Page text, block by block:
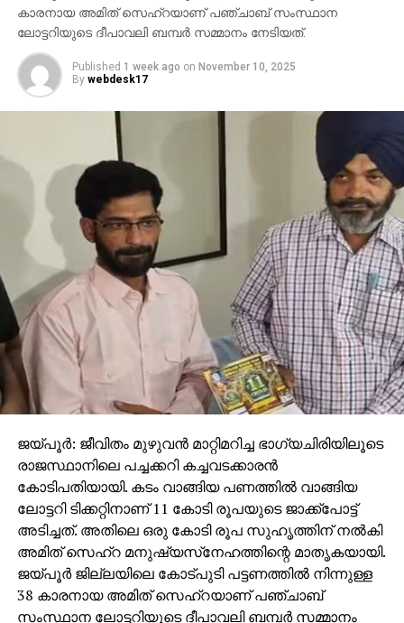
ജയ്പൂര്‍: ജീവിതം മുഴുവന്‍ മാറ്റിമറിച്ച ഭാഗ്യചിരിയിലൂടെ
രാജസ്ഥാനിലെ പച്ചക്കറി കച്ചവടക്കാരന്‍
കോടിപതിയായി. കടം വാങ്ങിയ പണത്തില്‍ വാങ്ങിയ
ലോട്ടറി ടിക്കറ്റിനാണ് 11 കോടി രൂപയുടെ ജാക്ക്‌പോട്ട്
അടിച്ചത്. അതിലെ ഒരു കോടി രൂപ സുഹൃത്തിന് നല്‍കി
അമിത് സെഹ്‌റ മനുഷ്യസ്‌നേഹത്തിന്റെ മാതൃകയായി.
ജയ്പൂര്‍ ജില്ലയിലെ കോട്പുടി പട്ടണത്തില്‍ നിന്നുള്ള
38 കാരനായ അമിത് സെഹ്‌റയാണ് പഞ്ചാബ്
സംസ്ഥാന ലോട്ടറിയുടെ ദീപാവലി ബമ്പര്‍ സമ്മാനം
നേടിയത്. റോഡരികില്‍ ചെറിയ വണ്ടിയില്‍ പച്ചക്കറികള്‍
വിറ്റ് ഉപജീവനം നടത്തുന്നയാളാണ് അദ്ദേഹം. ഒക്ടോബര്‍
16-ന് സുഹൃത്ത് മുകേഷ് സെന്നിനൊപ്പം